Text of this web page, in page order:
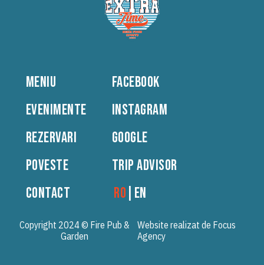
MENIU
EVENIMENTE
REZERVARI
POVESTE
CONTACT
FACEBOOK
INSTAGRAM
GOOGLE
TRIP ADVISOR
RO EN
Copyright 2024 © Fire Pub &
Garden
Website realizat de Focus
Agency